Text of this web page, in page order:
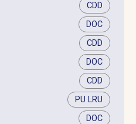
CDD
DOC
CDD
DOC
CDD
PU LRU
DOC